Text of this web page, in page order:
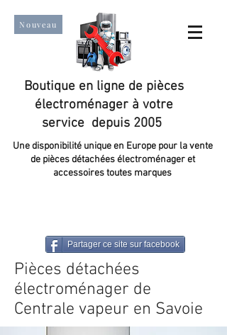
Nouveau
Boutique en ligne de pièces
électroménager à votre
service depuis 2005
Une disponibilité unique en Europe pour la vente
de pièces détachées électroménager et
accessoires toutes marques
Partager ce site sur facebook
Pièces détachées
électroménager de
Centrale vapeur en Savoie